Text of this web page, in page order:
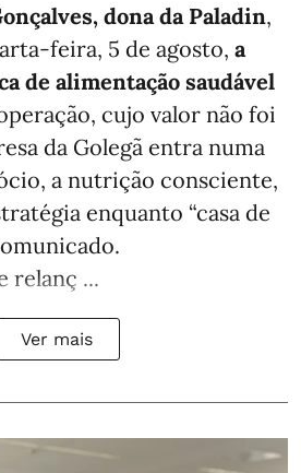
dona da Paladin,
feira, 5 de agosto, a
de alimentação saudável
cujo valor não foi
da Golegã entra numa
a nutrição consciente,
enquanto “casa de
relanç ...
Ver mais